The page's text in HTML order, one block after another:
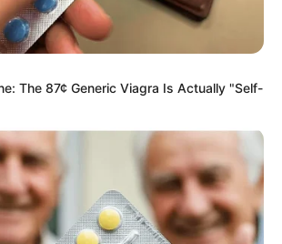
นครึ่งปีหลัง l หมอแมน พลังเลข
The 87¢ Generic Viagra Is Actually "Self-